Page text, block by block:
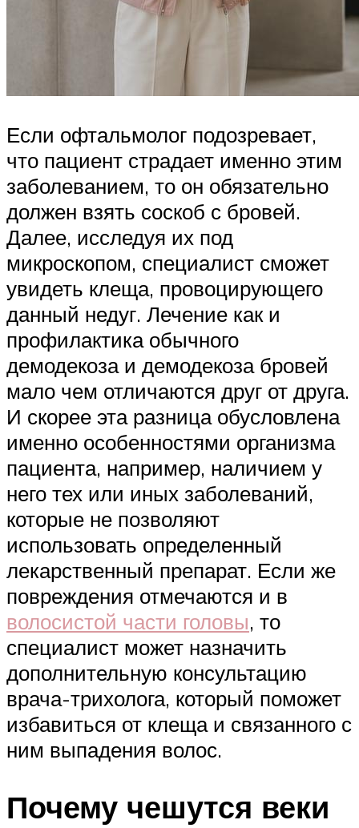
Если офтальмолог подозревает,
что пациент страдает именно этим
заболеванием, то он обязательно
должен взять соскоб с бровей.
Далее, исследуя их под
микроскопом, специалист сможет
увидеть клеща, провоцирующего
данный недуг. Лечение как и
профилактика обычного
демодекоза и демодекоза бровей
мало чем отличаются друг от друга.
И скорее эта разница обусловлена
именно особенностями организма
пациента, например, наличием у
него тех или иных заболеваний,
которые не позволяют
использовать определенный
лекарственный препарат. Если же
повреждения отмечаются и в
волосистой части головы, то
специалист может назначить
дополнительную консультацию
врача-трихолога, который поможет
избавиться от клеща и связанного с
ним выпадения волос.
Почему чешутся веки